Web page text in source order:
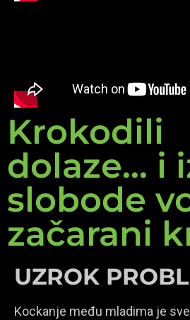
Krokodili
dolaze... i
slobode
začarani
UZROK
Kockanje među mladima je